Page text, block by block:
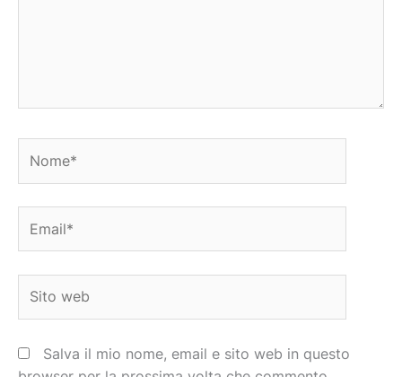
web
Salva il mio nome, email e sito web in questo